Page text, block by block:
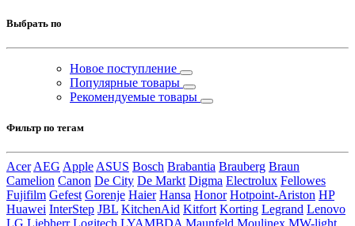
Выбрать по
Новое поступление
Популярные товары
Рекомендуемые товары
Фильтр по тегам
Acer AEG Apple ASUS Bosch Brabantia Brauberg Braun
Camelion Canon De City De Markt Digma Electrolux Fellowes
Fujifilm Gefest Gorenje Haier Hansa Honor Hotpoint-Ariston HP
Huawei InterStep JBL KitchenAid Kitfort Korting Legrand Lenovo
LG Liebherr Logitech LYAMBDA Maunfeld Moulinex MW-light